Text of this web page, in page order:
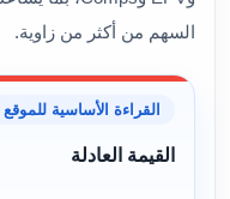
السهم من أكثر من زاوية.
القراءة الأساسية للموقع
القيمة العادلة